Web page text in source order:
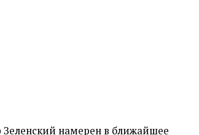
намерен в ближайшее